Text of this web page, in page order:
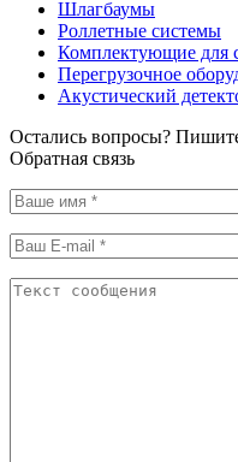
Шлагбаумы
Роллетные системы
Комплектующие для
Перегрузочное
Акустический
Остались вопросы?
Обратная связь